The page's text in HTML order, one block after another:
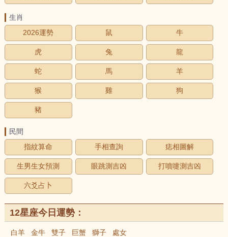
生肖
2026運勢
鼠 牛
虎 兔 龍
蛇 馬 羊
猴 雞 狗
豬
民間
指紋算命
手相查詢 痣相圖解
生男生女預測 眼跳測吉凶 打噴嚏測吉凶
六爻占卜
12星座今日運勢：
白羊 金牛 雙子 巨蟹 獅子 處女